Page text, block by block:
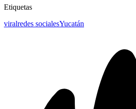
Etiquetas
viralredes socialesYucatán